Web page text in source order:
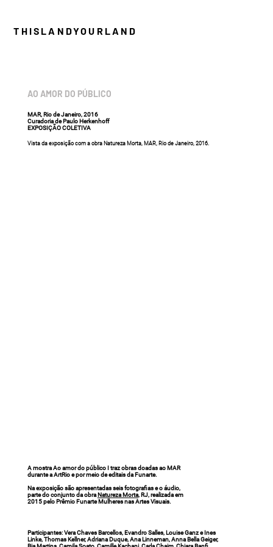
THISLANDYOURLAND
AO AMOR DO PÚBLICO
MAR, Rio de Janeiro, 2016
Curadoria de Paulo Herkenhoff
EXPOSIÇÃO COLETIVA
Vista da exposição com a obra Natureza Morta, MAR, Rio de Janeiro, 2016.
A mostra Ao amor do público I traz obras doadas ao MAR
durante a ArtRio e por meio de editais da Funarte.
Na exposição são apresentadas seis fotografias e o áudio,
parte do conjunto da obraNatureza Morta, RJ, realizada em
2015 pelo Prêmio Funarte Mulheres nas Artes Visuais.
Participantes:Vera Chaves Barcellos, Evandro Salles, Louise Ganz e Ines
Linke, Thomas Kellner, Adriana Duque, Ana Linneman, Anna Bella Geiger,